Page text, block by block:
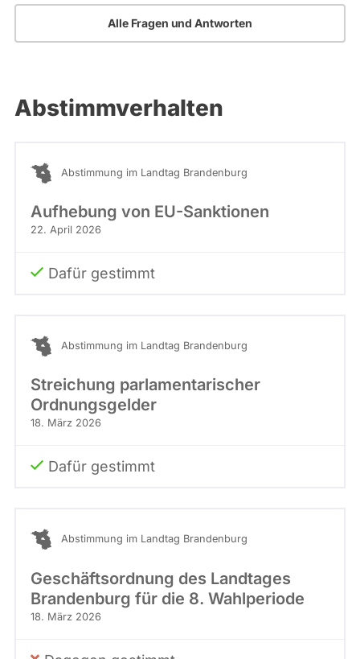
Alle Fragen und Antworten
Abstimmverhalten
Abstimmung im Landtag Brandenburg
Aufhebung von EU-Sanktionen
22. April 2026
Dafür gestimmt
Abstimmung im Landtag Brandenburg
Streichung parlamentarischer
Ordnungsgelder
18. März 2026
Dafür gestimmt
Abstimmung im Landtag Brandenburg
Geschäftsordnung des Landtages
Brandenburg für die 8. Wahlperiode
18. März 2026